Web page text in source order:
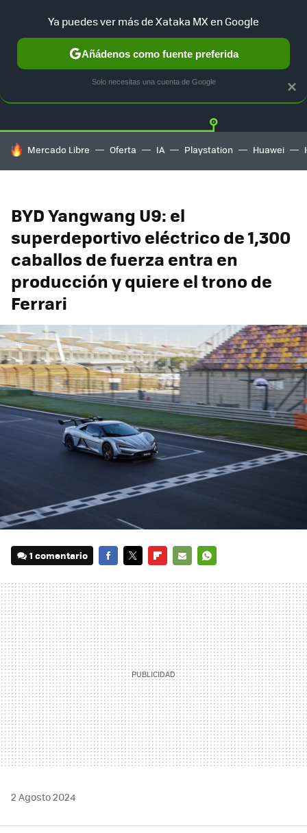
TESLA UBER AUTO ELECTRICO Twitter
HOY SE HABLA DE
Mercado Libre Oferta IA Playstation Huawei
BYD Yangwang U9: el
superdeportivo eléctrico de 1,300
caballos de fuerza entra en
producción y quiere el trono de
Ferrari
1 comentario
MAIL
2 Agosto 2024
×
Ya puedes ver más de Xataka MX en Google
Añádenos como fuente preferida
Solo necesitas una cuenta de Google